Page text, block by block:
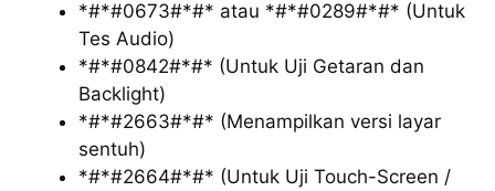
*#*#0673#*#* atau *#*#0289#*#* (Untuk
Tes Audio)
*#*#0842#*#* (Untuk Uji Getaran dan
Backlight)
*#*#2663#*#* (Menampilkan versi layar
sentuh)
*#*#2664#*#* (Untuk Uji Touch-Screen /